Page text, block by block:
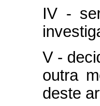
IV -
V -
outra
deste